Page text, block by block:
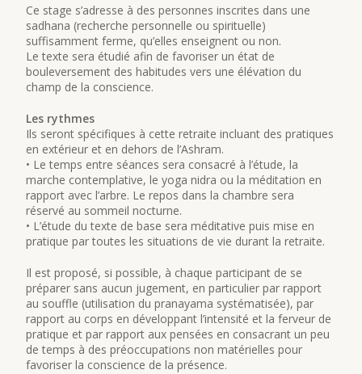
Ce stage s’adresse à des personnes inscrites dans une
sadhana (recherche personnelle ou spirituelle)
suffisamment ferme, qu’elles enseignent ou non.
Le texte sera étudié afin de favoriser un état de
bouleversement des habitudes vers une élévation du
champ de la conscience.
Les rythmes
Ils seront spécifiques à cette retraite incluant des pratiques
en extérieur et en dehors de l’Ashram.
• Le temps entre séances sera consacré à l’étude, la
marche contemplative, le yoga nidra ou la méditation en
rapport avec l’arbre. Le repos dans la chambre sera
réservé au sommeil nocturne.
• L’étude du texte de base sera méditative puis mise en
pratique par toutes les situations de vie durant la retraite.
Il est proposé, si possible, à chaque participant de se
préparer sans aucun jugement, en particulier par rapport
au souffle (utilisation du pranayama systématisée), par
rapport au corps en développant l’intensité et la ferveur de
pratique et par rapport aux pensées en consacrant un peu
de temps à des préoccupations non matérielles pour
favoriser la conscience de la présence.